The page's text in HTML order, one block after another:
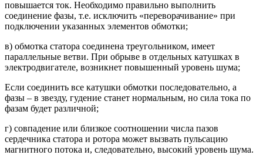
повышается ток. Необходимо правильно выполнить
соединение фазы, т.е. исключить «переворачивание» при
подключении указанных элементов обмотки;
в) обмотка статора соединена треугольником, имеет
параллельные ветви. При обрыве в отдельных катушках в
электродвигателе, возникнет повышенный уровень шума;
Если соединить все катушки обмотки последовательно, а
фазы – в звезду, гудение станет нормальным, но сила тока по
фазам будет различной;
г) совпадение или близкое соотношении числа пазов
сердечника статора и ротора может вызвать пульсацию
магнитного потока и, следовательно, высокий уровень шума.